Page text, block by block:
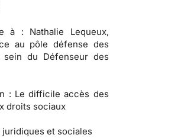
à : Nathalie Lequeux,
au pôle défense des
sein du Défenseur des
: Le difficile accès des
droits sociaux
et sociales